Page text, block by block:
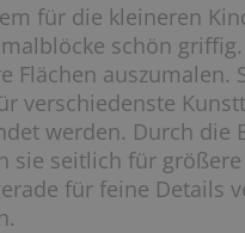
für die kleineren
schön
Flächen auszumalen.
verschiedenste
werden. Durch die
sie seitlich für
für feine Details